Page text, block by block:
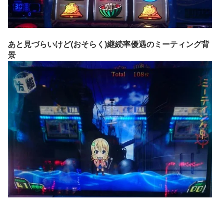
あと見づらいけど(おそらく)継続率優遇のミーティング背
景